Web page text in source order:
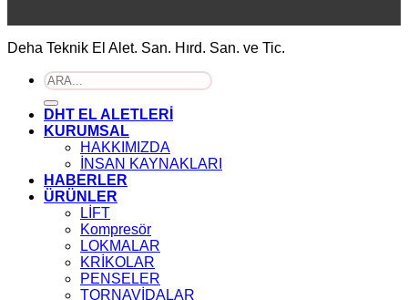
Deha Teknik El Alet. San. Hırd. San. ve Tic.
Ara:
DHT EL ALETLERİ
KURUMSAL
HAKKIMIZDA
İNSAN KAYNAKLARI
HABERLER
ÜRÜNLER
LİFT
Kompresör
LOKMALAR
KRİKOLAR
PENSELER
TORNAVİDALAR